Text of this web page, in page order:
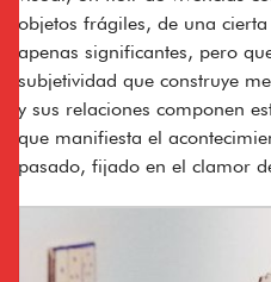
objetos frágiles, de una
apenas significantes, pero
subjetividad que construye
y sus relaciones componen
que manifiesta el
pasado, fijado en el clamor